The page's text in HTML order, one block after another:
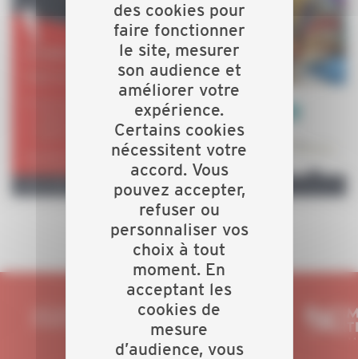
des cookies pour
faire fonctionner
le site, mesurer
son audience et
améliorer votre
expérience.
Certains cookies
nécessitent votre
accord. Vous
pouvez accepter,
refuser ou
personnaliser vos
choix à tout
moment. En
acceptant les
cookies de
mesure
d’audience, vous